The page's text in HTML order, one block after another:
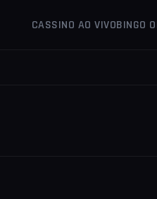
CASSINO AO VIVOBINGO